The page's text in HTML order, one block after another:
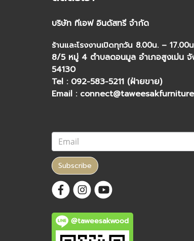
บริษัท ทีเอฟ อินดัสทรี จำกัด
ร้านและโรงงานเปิดทุกวัน 8.00น. – 17.00
8/5 หมู่ 4 ตำบลดอนมูล อำเภอสูงเม่น
54130
Tel : 092-583-5211 (ฝ่ายขาย)
Email :
Subscribe
@taweesakwood